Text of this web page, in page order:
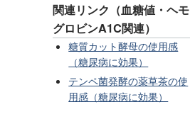
関連リンク（血糖値・ヘモ
グロビンA1C関連）
糖質カット酵母の使用感
（糖尿病に効果）
テンペ菌発酵の薬草茶の使
用感（糖尿病に効果）